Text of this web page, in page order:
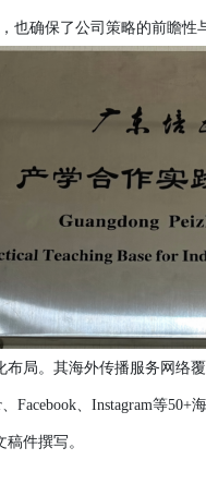
也确保了公司策略的前瞻性
局。其海外传播服务网络
Facebook、Instagram等
件撰写。